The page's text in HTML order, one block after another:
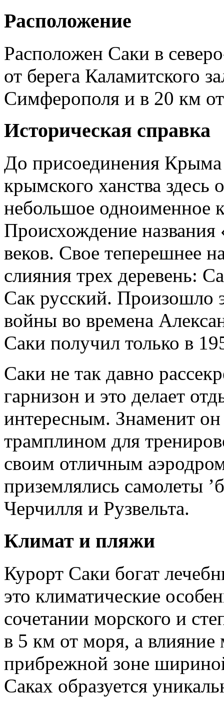
Расположение
Расположен Саки в
от берега Каламитского
Симферополя и в 20 км
Историческая справка
До присоединения Крыма
крымского ханства здесь
небольшое одноименное
Происхождение названия
веков. Свое теперешнее
слияния трех деревень:
Сак русский. Произошло
войны во времена
Саки получил только в
Саки не так давно
гарнизон и это делает
интересным. Знаменит
трамплином для
своим отличным
приземлялись самолеты
Черчилля и Рузвельта.
Климат и пляжи
Курорт Саки богат
это климатические
сочетании морского и
в 5 км от моря, а влияние
прибрежной зоне
Саках образуется